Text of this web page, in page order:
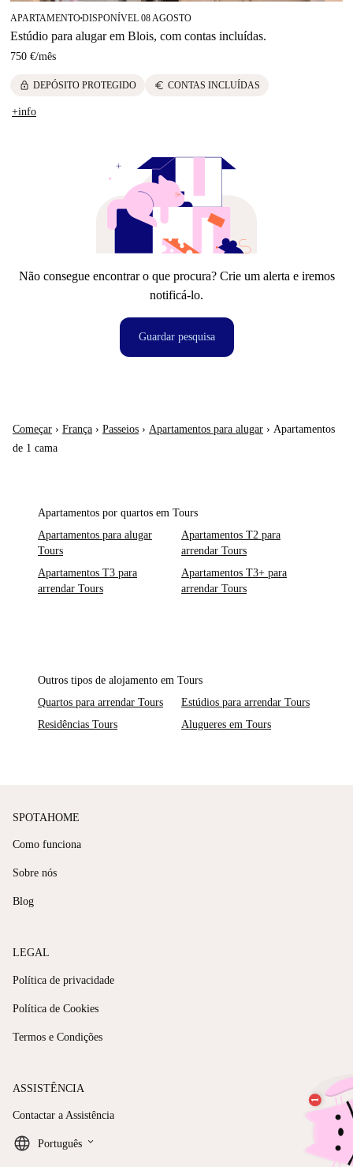
APARTAMENTO■DISPONÍVEL 08 AGOSTO
Estúdio para alugar em Blois, com contas incluídas.
750 €/mês
lock DEPÓSITO PROTEGIDO euro CONTAS INCLUÍDAS
+info
Não consegue encontrar o que procura? Crie um alerta e iremos
notificá-lo.
Guardar pesquisa
Começar › França › Passeios › Apartamentos para alugar › Apartamentos
de 1 cama
Apartamentos por quartos em Tours
Apartamentos para alugar
Tours
Apartamentos T2 para
arrendar Tours
Apartamentos T3 para
arrendar Tours
Apartamentos T3+ para
arrendar Tours
Outros tipos de alojamento em Tours
Quartos para arrendar Tours
Estúdios para arrendar Tours
Residências Tours
Alugueres em Tours
SPOTAHOME
Como funciona
Sobre nós
Blog
LEGAL
Política de privacidade
Política de Cookies
Termos e Condições
ASSISTÊNCIA
Contactar a Assistência
Português keyboard_arrow_down